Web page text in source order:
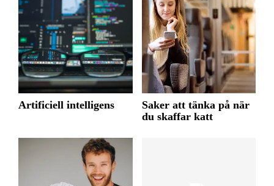
Artificiell intelligens
Saker att tänka på när
du skaffar katt